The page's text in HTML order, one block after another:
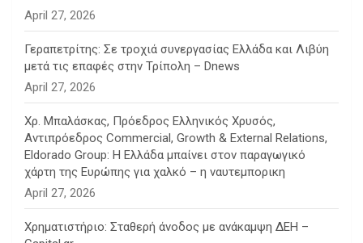
April 27, 2026
Γεραπετρίτης: Σε τροχιά συνεργασίας Ελλάδα και Λιβύη
μετά τις επαφές στην Τρίπολη – Dnews
April 27, 2026
Χρ. Μπαλάσκας, Πρόεδρος Ελληνικός Χρυσός,
Αντιπρόεδρος Commercial, Growth & External Relations,
Eldorado Group: Η Ελλάδα μπαίνει στον παραγωγικό
χάρτη της Ευρώπης για χαλκό – η ναυτεμπορικη
April 27, 2026
Χρηματιστήριο: Σταθερή άνοδος με ανάκαμψη ΔΕΗ –